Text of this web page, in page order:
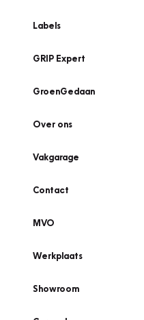
Labels
GRIP Expert
GroenGedaan
Over ons
Vakgarage
Contact
MVO
Werkplaats
Showroom